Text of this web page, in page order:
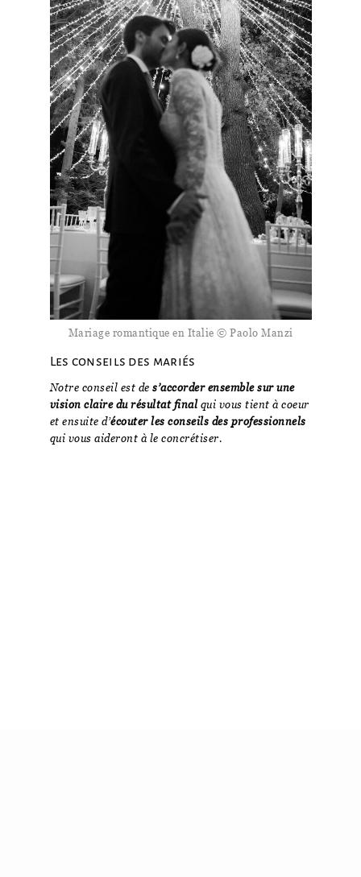
Mariage romantique en Italie © Paolo Manzi
Les conseils des mariés
Notre conseil est de s’accorder ensemble sur une
vision claire du résultat finalqui vous tient à coeur
et ensuite d’écouter les conseils des professionnels
qui vous aideront à le concrétiser.